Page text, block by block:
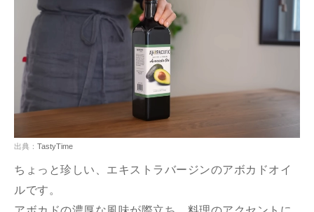
出典： TastyTime
ちょっと珍しい、エキストラバージンのアボカドオイ
ルです。